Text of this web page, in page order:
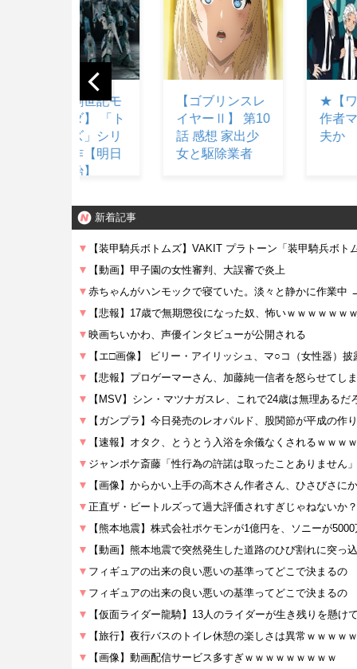
★【ワートリ】
作者マジで大丈
夫か
【フ
ン】
ロボ
【ゴブリンスレ
イヤーⅡ】 第10
話 感想 家出少
女と駆除業者
新着記事